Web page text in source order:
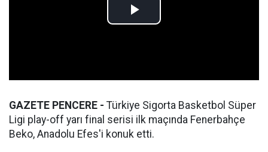
GAZETE PENCERE - Türkiye Sigorta Basketbol Süper
Ligi play-off yarı final serisi ilk maçında Fenerbahçe
Beko, Anadolu Efes'i konuk etti.